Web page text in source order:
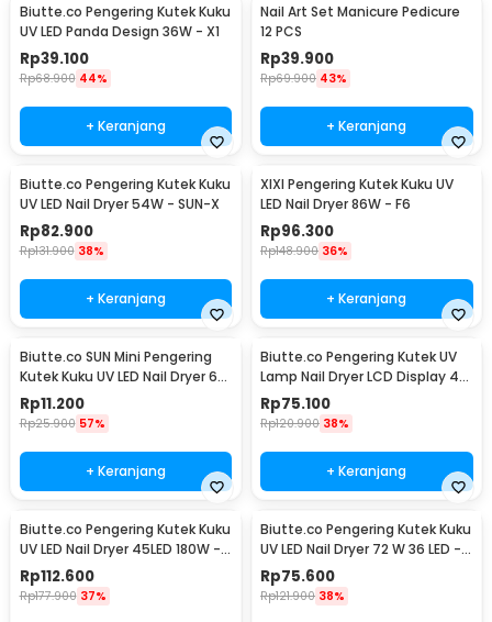
Biutte.co Pengering Kutek Kuku
UV LED Panda Design 36W - X1
Rp39.100
Rp68.900 44%
+ Keranjang
Nail Art Set Manicure Pedicure
12 PCS
Rp39.900
Rp69.900 43%
+ Keranjang
Biutte.co Pengering Kutek Kuku
UV LED Nail Dryer 54W - SUN-X
Rp82.900
Rp131.900 38%
+ Keranjang
XIXI Pengering Kutek Kuku UV
LED Nail Dryer 86W - F6
Rp96.300
Rp148.900 36%
+ Keranjang
Biutte.co SUN Mini Pengering
Kutek Kuku UV LED Nail Dryer 6W
- J-03
Rp11.200
Rp25.900 57%
+ Keranjang
Biutte.co Pengering Kutek UV
Lamp Nail Dryer LCD Display 45
LED 120W - Dmoley SUNX5MAX
Rp75.100
Rp120.900 38%
+ Keranjang
Biutte.co Pengering Kutek Kuku
UV LED Nail Dryer 45LED 180W -
SUN-M3
Rp112.600
Rp177.900 37%
Biutte.co Pengering Kutek Kuku
UV LED Nail Dryer 72 W 36 LED -
SUN X5 Plus
Rp75.600
Rp121.900 38%